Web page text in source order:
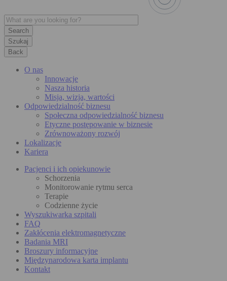
Szukaj
Back
O nas
Innowacje
Nasza historia
Misja, wizja, wartości
Odpowiedzialność biznesu
Społeczna odpowiedzialność biznesu
Etyczne postępowanie w biznesie
Zrównoważony rozwój
Lokalizacje
Kariera
Pacjenci i ich opiekunowie
Schorzenia
Monitorowanie rytmu serca
Terapie
Codzienne życie
Wyszukiwarka szpitali
FAQ
Zakłócenia elektromagnetyczne
Badania MRI
Broszury informacyjne
Międzynarodowa karta implantu
Kontakt